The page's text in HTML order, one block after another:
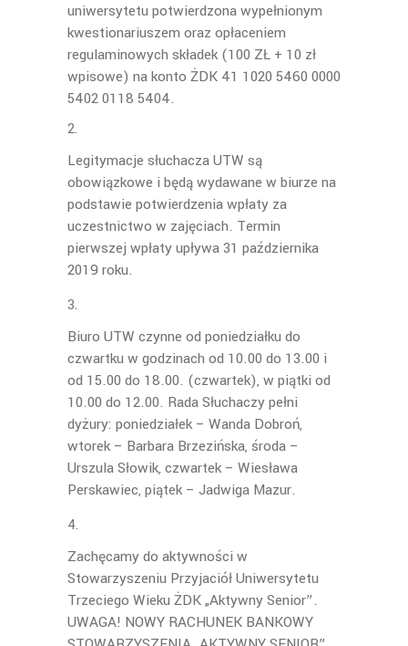
uniwersytetu potwierdzona wypełnionym
kwestionariuszem oraz opłaceniem
regulaminowych składek (100 ZŁ + 10 zł
wpisowe) na konto ŻDK 41 1020 5460 0000
5402 0118 5404.
Legitymacje słuchacza UTW są
obowiązkowe i będą wydawane w biurze na
podstawie potwierdzenia wpłaty za
uczestnictwo w zajęciach. Termin
pierwszej wpłaty upływa 31 października
2019 roku.
Biuro UTW czynne od poniedziałku do
czwartku w godzinach od 10.00 do 13.00 i
od 15.00 do 18.00. (czwartek), w piątki od
10.00 do 12.00. Rada Słuchaczy pełni
dyżury: poniedziałek – Wanda Dobroń,
wtorek – Barbara Brzezińska, środa –
Urszula Słowik, czwartek – Wiesława
Perskawiec, piątek – Jadwiga Mazur.
Zachęcamy do aktywności w
Stowarzyszeniu Przyjaciół Uniwersytetu
Trzeciego Wieku ŻDK „Aktywny Senior”.
UWAGA! NOWY RACHUNEK BANKOWY